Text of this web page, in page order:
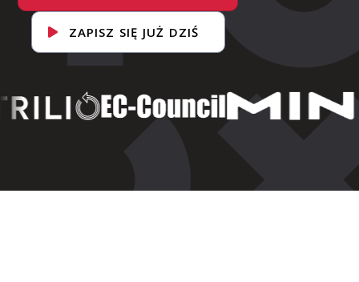
ZAPISZ SIĘ JUŻ DZIŚ